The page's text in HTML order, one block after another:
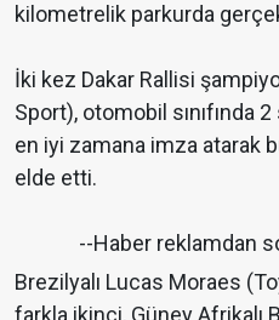
kilometrelik parkurda
İki kez Dakar Rallisi
Sport), otomobil sınıfında
en iyi zamana imza atarak
elde etti.
--Haber reklamdan
Brezilyalı Lucas Moraes
farkla ikinci, Güney Afrikalı